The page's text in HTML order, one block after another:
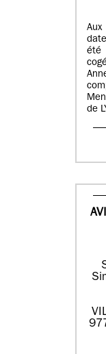
été
de